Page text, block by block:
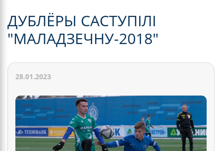
ДУБЛЁРЫ САСТУПІЛІ
"МАЛАДЗЕЧНУ-2018"
28.01.2023